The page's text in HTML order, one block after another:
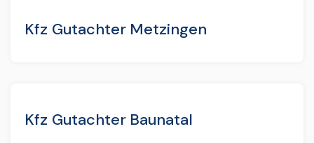
Kfz Gutachter Metzingen
Kfz Gutachter Baunatal